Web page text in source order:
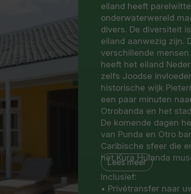
eiland heeft
onderwaterwereld
divers. De diversiteit
eiland aanwezig zijn.
verschillende
heeft het eiland
zelfs Joodse
historische wijk
een paar minuten
Otrobanda en het
De komende dagen
van Punda en Otro
Caribische sfeer die
het Kura Hulanda
het eiland en de
voor een authentieke
Lees meer
Inclusief:
• Privétransfer naar